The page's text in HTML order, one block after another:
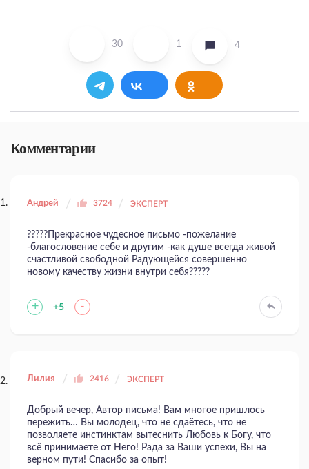
30 1 4
Комментарии
Андрей 3724 ЭКСПЕРТ
?????Прекрасное чудесное письмо -пожелание
-благословение себе и другим -как душе всегда живой
счастливой свободной Радующейся совершенно
новому качеству жизни внутри себя?????
+ +5 -
Лилия 2416 ЭКСПЕРТ
Добрый вечер, Автор письма! Вам многое пришлось
пережить… Вы молодец, что не сдаётесь, что не
позволяете инстинктам вытеснить Любовь к Богу, что
всё принимаете от Него! Рада за Ваши успехи, Вы на
верном пути! Спасибо за опыт!